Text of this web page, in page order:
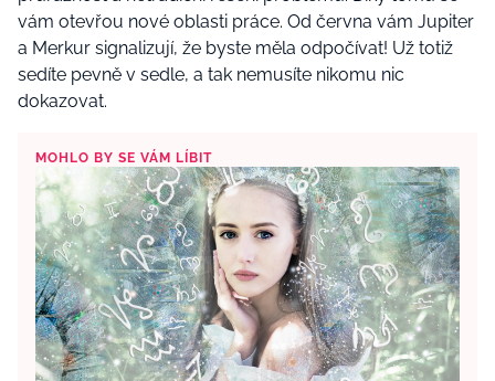
vám otevřou nové oblasti práce. Od června vám Jupiter
a Merkur signalizují, že byste měla odpočívat! Už totiž
sedíte pevně v sedle, a tak nemusíte nikomu nic
dokazovat.
MOHLO BY SE VÁM LÍBIT